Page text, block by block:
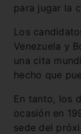
para jugar la
Los
Venezuela y
una cita
hecho que
En tanto, los
ocasión en
sede del